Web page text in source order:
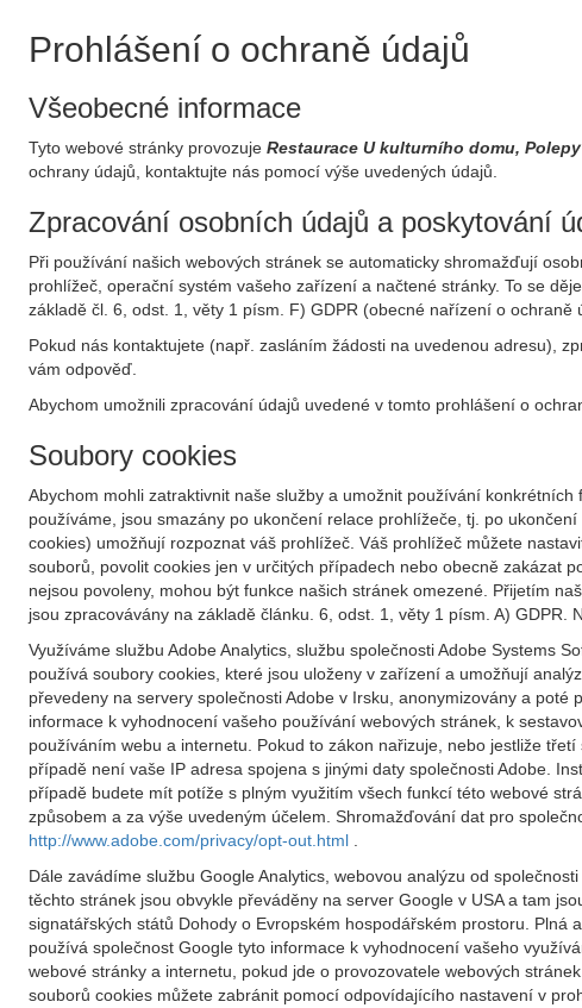
Prohlášení o ochraně údajů
Všeobecné informace
Tyto webové stránky provozuje Restaurace U kulturního domu,
ochrany údajů, kontaktujte nás pomocí výše uvedených údajů.
Zpracování osobních údajů a poskytování
Při používání našich webových stránek se automaticky shromažďují
prohlížeč, operační systém vašeho zařízení a načtené stránky. To se
základě čl. 6, odst. 1, věty 1 písm. F) GDPR (obecné nařízení o
Pokud nás kontaktujete (např. zasláním žádosti na uvedenou adresu),
vám odpověď.
Abychom umožnili zpracování údajů uvedené v tomto prohlášení o
Soubory cookies
Abychom mohli zatraktivnit naše služby a umožnit používání
používáme, jsou smazány po ukončení relace prohlížeče, tj. po
cookies) umožňují rozpoznat váš prohlížeč. Váš prohlížeč můžete
souborů, povolit cookies jen v určitých případech nebo obecně zakázat
nejsou povoleny, mohou být funkce našich stránek omezené. Přijetím
jsou zpracovávány na základě článku. 6, odst. 1, věty 1 písm. A) GDPR.
Využíváme službu Adobe Analytics, službu společnosti Adobe Systems
používá soubory cookies, které jsou uloženy v zařízení a umožňují
převedeny na servery společnosti Adobe v Irsku, anonymizovány a
informace k vyhodnocení vašeho používání webových stránek, k
používáním webu a internetu. Pokud to zákon nařizuje, nebo jestliže
případě není vaše IP adresa spojena s jinými daty společnosti Adobe.
případě budete mít potíže s plným využitím všech funkcí této webové
způsobem a za výše uvedeným účelem. Shromažďování dat pro
http://www.adobe.com/privacy/opt-out.html
Dále zavádíme službu Google Analytics, webovou analýzu od
těchto stránek jsou obvykle převáděny na server Google v USA a tam
signatářských států Dohody o Evropském hospodářském prostoru.
používá společnost Google tyto informace k vyhodnocení vašeho
webové stránky a internetu, pokud jde o provozovatele webových
souborů cookies můžete zabránit pomocí odpovídajícího nastavení v